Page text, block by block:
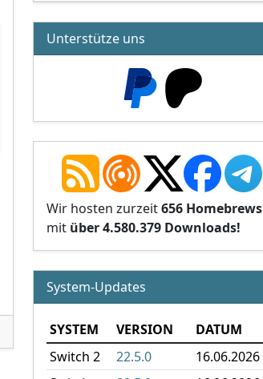
Unterstütze uns
Wir hosten zurzeit656 Homebrews
mit über 4.580.379 Downloads!
System-Updates
SYSTEM VERSION
DATUM
Switch 2
22.5.0
16.06.2026